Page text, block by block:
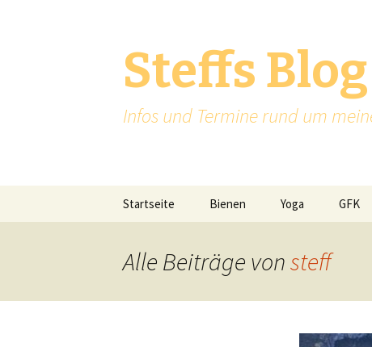
Steffs Blog
Infos und Termine rund um
Startseite Bienen Yoga GFK
Alle Beiträge vonsteff